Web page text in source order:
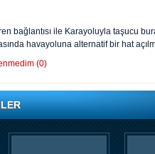
bağlantısı ile Karayoluyla taşucu
havayoluna alternatif bir hat
(0)